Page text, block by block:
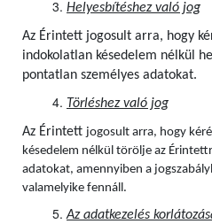
Helyesbítéshez való jog
Az Érintett jogosult arra, hogy
indokolatlan késedelem nélkül
pontatlan személyes adatokat.
Törléshez való jog
Az Érintett jogosult arra, hogy
késedelem nélkül törölje az
adatokat, amennyiben a
valamelyike fennáll.
Az adatkezelés